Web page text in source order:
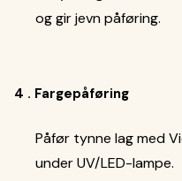
og gir jevn påføring.
4 . Fargepåføring
Påfør tynne lag med
under UV/LED-lampe.